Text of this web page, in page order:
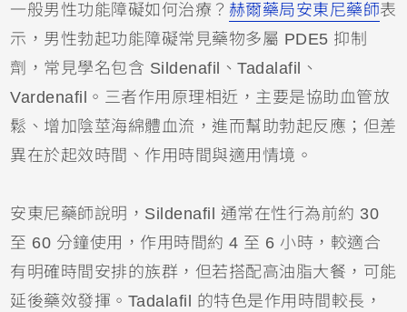
一般男性功能障礙如何治療？ 赫爾藥局安東尼藥師表
示，男性勃起功能障礙常見藥物多屬 PDE5 抑制
劑，常見學名包含 Sildenafil、Tadalafil、
Vardenafil。三者作用原理相近，主要是協助血管放
鬆、增加陰莖海綿體血流，進而幫助勃起反應；但差
異在於起效時間、作用時間與適用情境。
安東尼藥師說明，Sildenafil 通常在性行為前約 30
至 60 分鐘使用，作用時間約 4 至 6 小時，較適合
有明確時間安排的族群，但若搭配高油脂大餐，可能
延後藥效發揮。Tadalafil 的特色是作用時間較長，